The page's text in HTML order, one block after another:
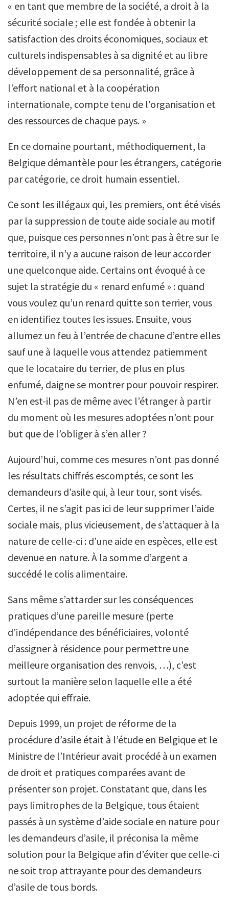
« en tant que membre de la société, a droit à la
sécurité sociale ; elle est fondée à obtenir la
satisfaction des droits économiques, sociaux et
culturels indispensables à sa dignité et au libre
développement de sa personnalité, grâce à
l'effort national et à la coopération
internationale, compte tenu de l'organisation et
des ressources de chaque pays. »
En ce domaine pourtant, méthodiquement, la
Belgique démantèle pour les étrangers, catégorie
par catégorie, ce droit humain essentiel.
Ce sont les illégaux qui, les premiers, ont été visés
par la suppression de toute aide sociale au motif
que, puisque ces personnes n’ont pas à être sur le
territoire, il n’y a aucune raison de leur accorder
une quelconque aide. Certains ont évoqué à ce
sujet la stratégie du « renard enfumé » : quand
vous voulez qu’un renard quitte son terrier, vous
en identifiez toutes les issues. Ensuite, vous
allumez un feu à l’entrée de chacune d’entre elles
sauf une à laquelle vous attendez patiemment
que le locataire du terrier, de plus en plus
enfumé, daigne se montrer pour pouvoir respirer.
N’en est-il pas de même avec l’étranger à partir
du moment où les mesures adoptées n’ont pour
but que de l’obliger à s’en aller ?
Aujourd’hui, comme ces mesures n’ont pas donné
les résultats chiffrés escomptés, ce sont les
demandeurs d’asile qui, à leur tour, sont visés.
Certes, il ne s’agit pas ici de leur supprimer l’aide
sociale mais, plus vicieusement, de s’attaquer à la
nature de celle-ci : d’une aide en espèces, elle est
devenue en nature. À la somme d’argent a
succédé le colis alimentaire.
Sans même s’attarder sur les conséquences
pratiques d’une pareille mesure (perte
d’indépendance des bénéficiaires, volonté
d’assigner à résidence pour permettre une
meilleure organisation des renvois, …), c’est
surtout la manière selon laquelle elle a été
adoptée qui effraie.
Depuis 1999, un projet de réforme de la
procédure d’asile était à l’étude en Belgique et le
Ministre de l’Intérieur avait procédé à un examen
de droit et pratiques comparées avant de
présenter son projet. Constatant que, dans les
pays limitrophes de la Belgique, tous étaient
passés à un système d’aide sociale en nature pour
les demandeurs d’asile, il préconisa la même
solution pour la Belgique afin d’éviter que celle-ci
ne soit trop attrayante pour des demandeurs
d’asile de tous bords.